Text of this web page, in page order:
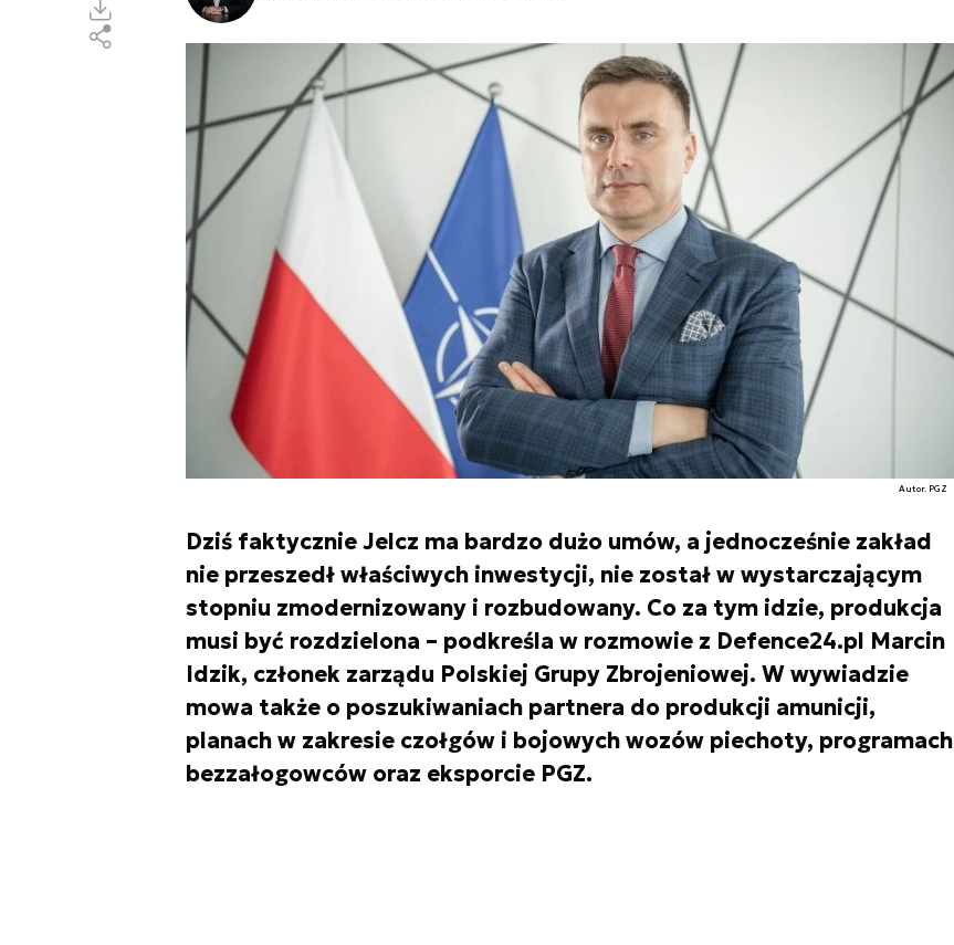
Autor. PGZ
Dziś faktycznie Jelcz ma bardzo dużo umów, a jednocześnie zakład
nie przeszedł właściwych inwestycji, nie został w wystarczającym
stopniu zmodernizowany i rozbudowany. Co za tym idzie, produkcja
musi być rozdzielona – podkreśla w rozmowie z Defence24.pl Marcin
Idzik, członek zarządu Polskiej Grupy Zbrojeniowej. W wywiadzie
mowa także o poszukiwaniach partnera do produkcji amunicji,
planach w zakresie czołgów i bojowych wozów piechoty, programach
bezzałogowców oraz eksporcie PGZ.